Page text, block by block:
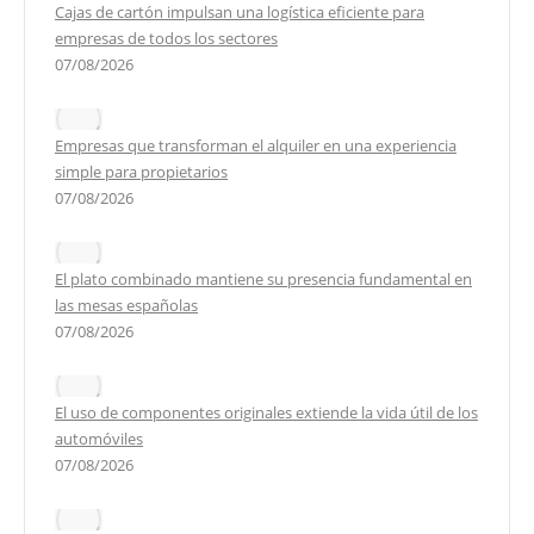
Cajas de cartón impulsan una logística eficiente para
empresas de todos los sectores
07/08/2026
Empresas que transforman el alquiler en una experiencia
simple para propietarios
07/08/2026
El plato combinado mantiene su presencia fundamental en
las mesas españolas
07/08/2026
El uso de componentes originales extiende la vida útil de los
automóviles
07/08/2026